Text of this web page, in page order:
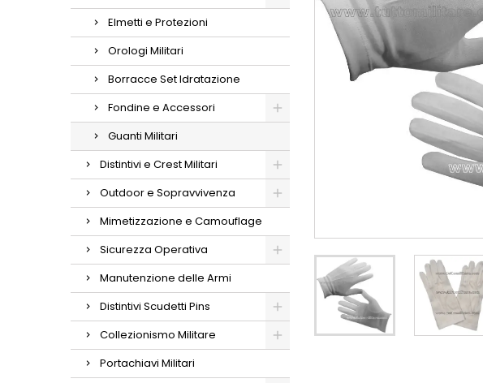
Elmetti e Protezioni
Orologi Militari
Borracce Set Idratazione
Fondine e Accessori
Guanti Militari
Distintivi e Crest Militari
Outdoor e Sopravvivenza
Mimetizzazione e Camouflage
Sicurezza Operativa
Manutenzione delle Armi
Distintivi Scudetti Pins
Collezionismo Militare
Portachiavi Militari